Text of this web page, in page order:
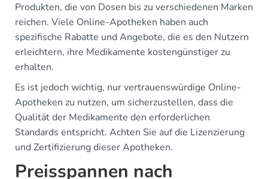
Produkten, die von Dosen bis zu verschiedenen Marken
reichen. Viele Online-Apotheken haben auch
spezifische Rabatte und Angebote, die es den Nutzern
erleichtern, ihre Medikamente kostengünstiger zu
erhalten.
Es ist jedoch wichtig, nur vertrauenswürdige Online-
Apotheken zu nutzen, um sicherzustellen, dass die
Qualität der Medikamente den erforderlichen
Standards entspricht. Achten Sie auf die Lizenzierung
und Zertifizierung dieser Apotheken.
Preisspannen nach